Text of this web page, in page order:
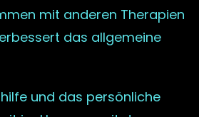
mit anderen Therapien
das allgemeine
und das persönliche